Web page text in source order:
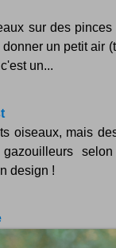
sur des
un petit air
un...
oiseaux, mais
design !
sans avoir